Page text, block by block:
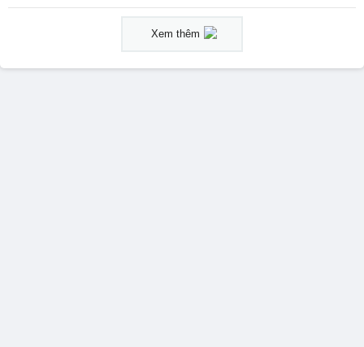
Xem thêm